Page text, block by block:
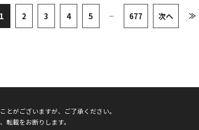
1 2 3 4 5 ... 677 次へ ≫
がございますが、ご了承ください。
載をお断りします。